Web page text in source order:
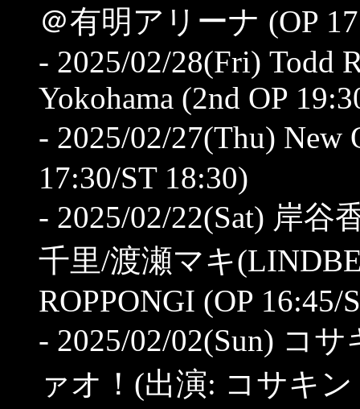
＠有明アリーナ (OP
- 2025/02/28(Fri) Todd
Yokohama (2nd OP
- 2025/02/27(Thu)
17:30/ST 18:30)
- 2025/02/22(Sat) 岸谷
千里/渡瀬マキ
ROPPONGI (OP 16:45/
- 2025/02/02(Sun) コ
ァオ！(出演: コサキ